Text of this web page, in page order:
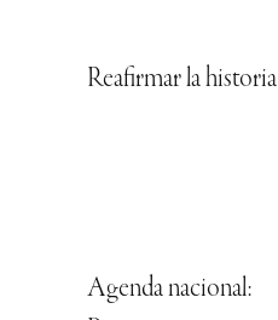
Reafirmar la historia
Agenda nacional: